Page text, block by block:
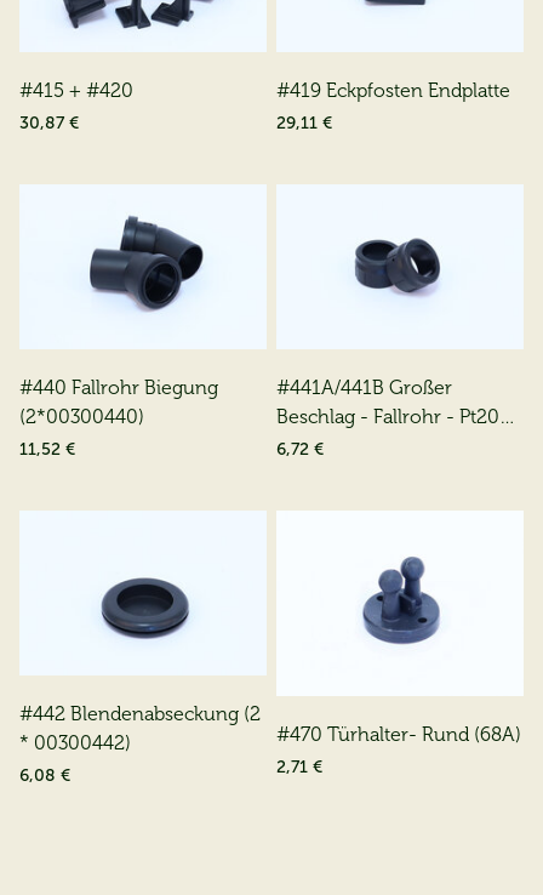
#415 + #420
30,87 €
#419 Eckpfosten Endplatte
29,11 €
#440 Fallrohr Biegung
(2*00300440)
11,52 €
#441A/441B Großer
Beschlag - Fallrohr - Pt200
(2 * 00300441)
6,72 €
#442 Blendenabseckung (2
* 00300442)
6,08 €
#470 Türhalter- Rund (68A)
2,71 €